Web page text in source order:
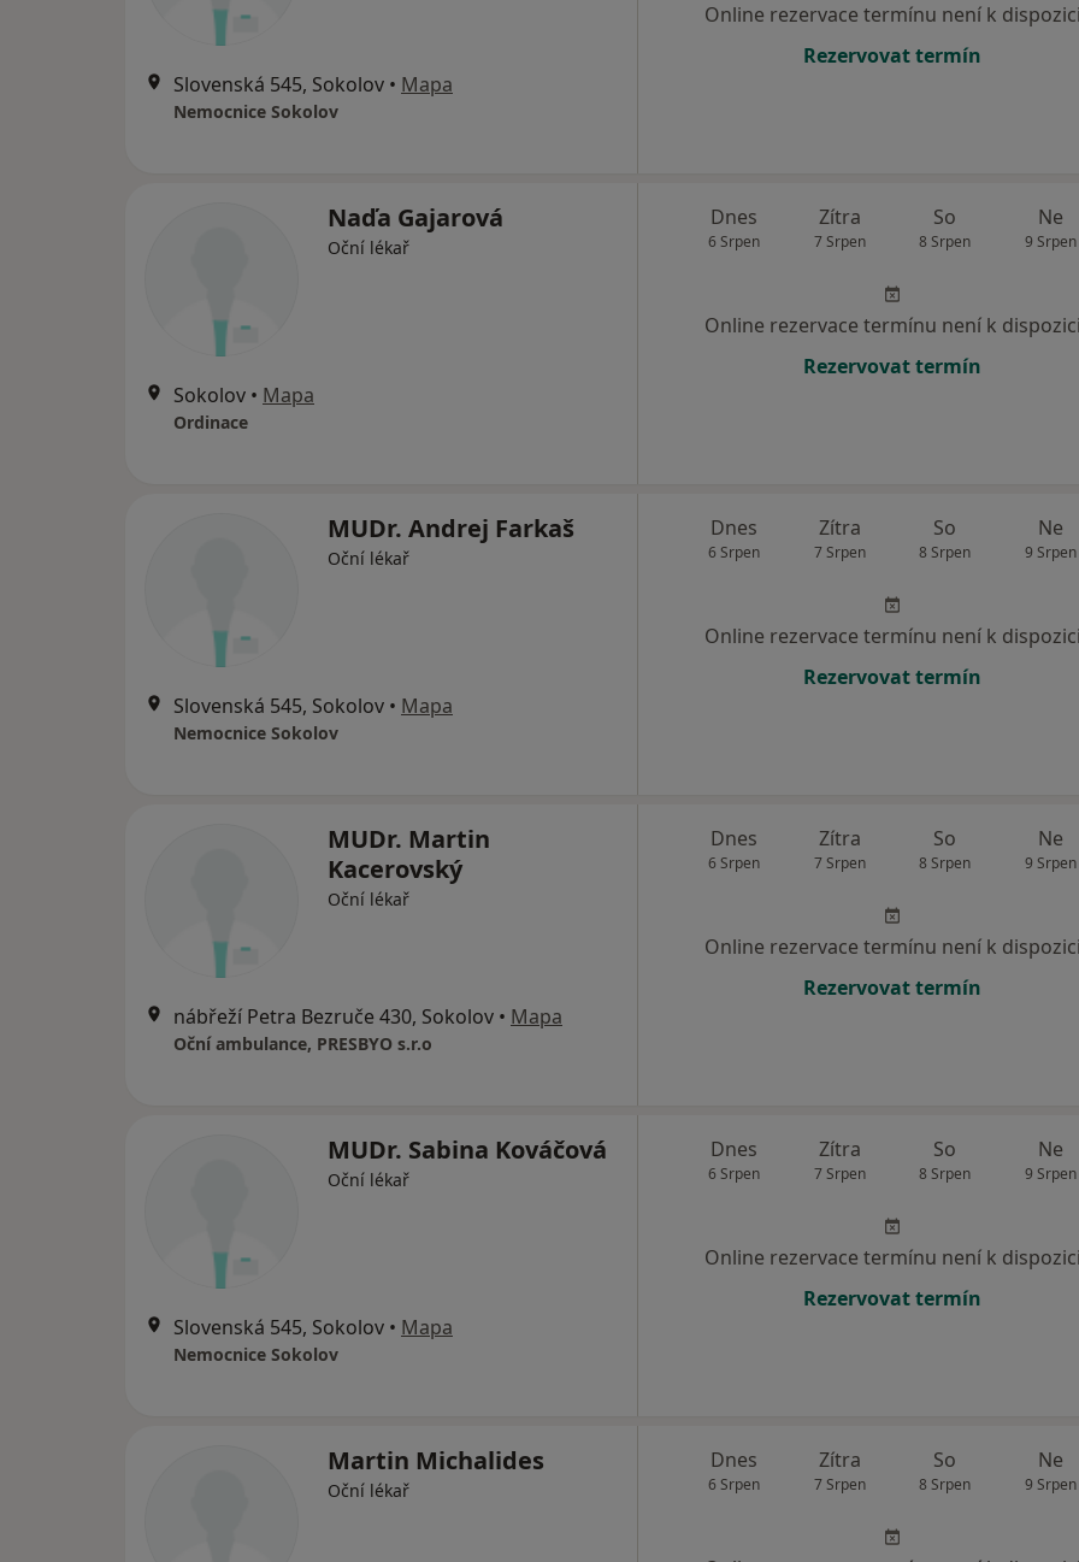
Slovenská 545, Sokolov • Mapa
Nemocnice Sokolov
Online rezervace termínu není k dispozici
Rezervovat termín
Naďa Gajarová
Oční lékař
Sokolov • Mapa
Ordinace
Dnes
6 Srpen
Zítra
7 Srpen
So
8 Srpen
Ne
9 Srpen
Online rezervace termínu není k dispozici
Rezervovat termín
MUDr. Andrej Farkaš
Oční lékař
Slovenská 545, Sokolov • Mapa
Nemocnice Sokolov
Dnes
6 Srpen
Zítra
7 Srpen
So
8 Srpen
Ne
9 Srpen
Online rezervace termínu není k dispozici
Rezervovat termín
MUDr. Martin
Kacerovský
Oční lékař
nábřeží Petra Bezruče 430, Sokolov • Mapa
Oční ambulance, PRESBYO s.r.o
Dnes
6 Srpen
Zítra
7 Srpen
So
8 Srpen
Ne
9 Srpen
Online rezervace termínu není k dispozici
Rezervovat termín
MUDr. Sabina Kováčová
Oční lékař
Slovenská 545, Sokolov • Mapa
Nemocnice Sokolov
Dnes
6 Srpen
Zítra
7 Srpen
So
8 Srpen
Ne
9 Srpen
Online rezervace termínu není k dispozici
Rezervovat termín
Martin Michalides
Oční lékař
Dnes
6 Srpen
Zítra
7 Srpen
So
8 Srpen
Ne
9 Srpen